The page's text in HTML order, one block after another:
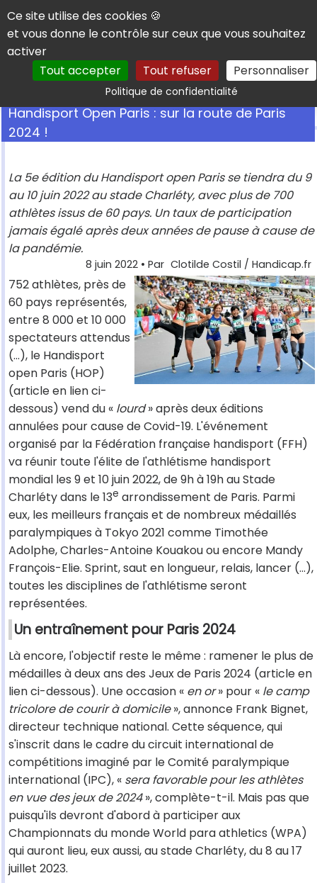
Panneau de gestion des cookies
Ce site utilise des cookies 🍪
et vous donne le contrôle sur ceux que vous souhaitez
activer
Tout accepter
Tout refuser Personnaliser
Politique de confidentialitéRechercher
Handisport Open Paris : sur la route de Paris
2024 !
La 5e édition du Handisport open Paris se tiendra du 9
au 10 juin 2022 au stade Charléty, avec plus de 700
athlètes issus de 60 pays. Un taux de participation
jamais égalé après deux années de pause à cause de
la pandémie.
8 juin 2022 • Par Clotilde Costil / Handicap.fr
752 athlètes, près de
60 pays représentés,
entre 8 000 et 10 000
spectateurs attendus
(…), le Handisport
open Paris (HOP)
(article en lien ci-
dessous) vend du « lourd» après deux éditions
annulées pour cause de Covid-19. L'événement
organisé par la Fédération française handisport (FFH)
va réunir toute l'élite de l'athlétisme handisport
mondial les 9 et 10 juin 2022, de 9h à 19h au Stade
Charléty dans le 13e arrondissement de Paris. Parmi
eux, les meilleurs français et de nombreux médaillés
paralympiques à Tokyo 2021 comme Timothée
Adolphe, Charles-Antoine Kouakou ou encore Mandy
François-Elie. Sprint, saut en longueur, relais, lancer (…),
toutes les disciplines de l'athlétisme seront
représentées.
Un entraînement pour Paris 2024
Là encore, l'objectif reste le même : ramener le plus de
médailles à deux ans des Jeux de Paris 2024 (article en
lien ci-dessous). Une occasion « en or» pour « le camp
tricolore de courir à domicile», annonce Frank Bignet,
directeur technique national. Cette séquence, qui
s'inscrit dans le cadre du circuit international de
compétitions imaginé par le Comité paralympique
international (IPC), « sera favorable pour les athlètes
en vue des jeux de 2024», complète-t-il. Mais pas que
puisqu'ils devront d'abord à participer aux
Championnats du monde World para athletics (WPA)
qui auront lieu, eux aussi, au stade Charléty, du 8 au 17
juillet 2023.